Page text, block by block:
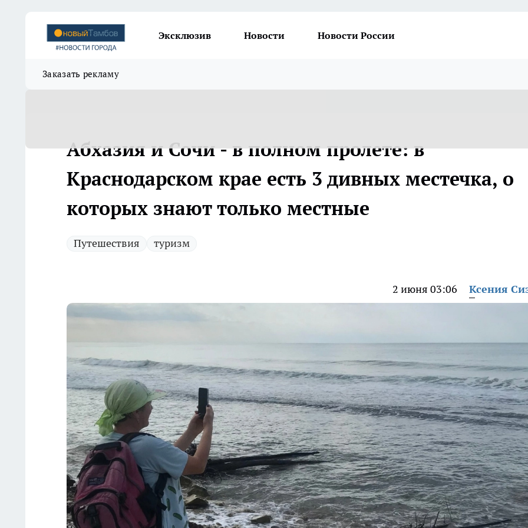
Эксклюзив Новости Новости России
Заказать рекламу
Абхазия и Сочи - в полном пролете: в
Краснодарском крае есть 3 дивных местечка, о
которых знают только местные
Путешествия туризм
2 июня 03:06 Ксения